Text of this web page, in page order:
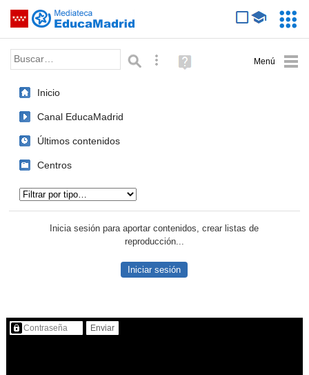
Saltar navegación
Palabra o frase: Búsqueda avanzada
Ayuda
(en
Inicio
Canal EducaMadrid
Últimos contenidos
Centros
Inicia sesión para aportar contenidos, crear listas de
reproducción...
Iniciar sesión
Contenido protegido…